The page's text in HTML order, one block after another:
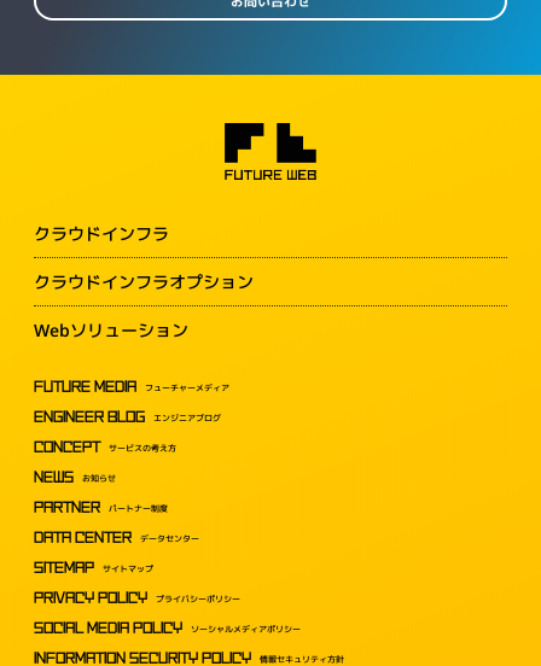
クラウドインフラ
クラウドインフラオプション
Webソリューション
FUTURE MEDIA フューチャーメディア
ENGINEER BLOG エンジニアブログ
CONCEPT サービスの考え方
NEWS お知らせ
PARTNER パートナー制度
DATA CENTER データセンター
SITEMAP サイトマップ
PRIVACY POLICY プライバシーポリシー
SOCIAL MEDIA POLICY ソーシャルメディアポリシー
INFORMATION SECURITY POLICY 情報セキュリティ方針